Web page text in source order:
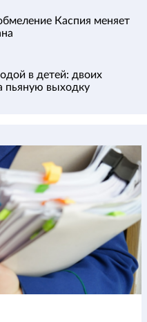
Каспия меняет
в детей: двоих
пьяную выходку